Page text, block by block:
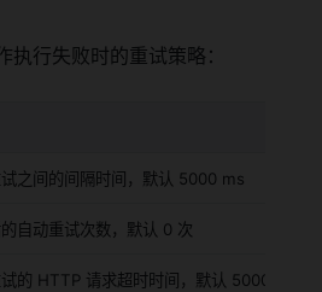
行失败时的重试策略：
之间的间隔时间，默认 5000 ms
自动重试次数，默认 0 次
的 HTTP 请求超时时间，默认 5000ms